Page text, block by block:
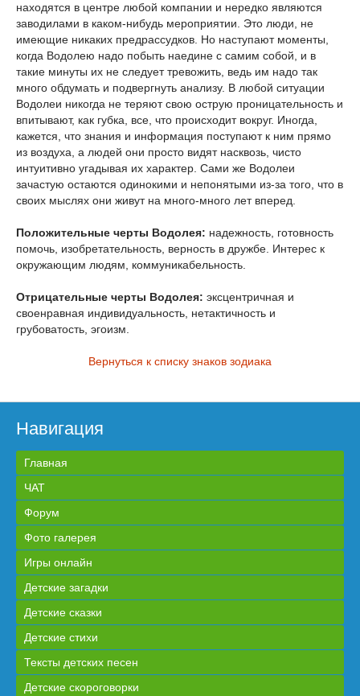
находятся в центре любой компании и нередко являются
заводилами в каком-нибудь мероприятии. Это люди, не
имеющие никаких предрассудков. Но наступают моменты,
когда Водолею надо побыть наедине с самим собой, и в
такие минуты их не следует тревожить, ведь им надо так
много обдумать и подвергнуть анализу. В любой ситуации
Водолеи никогда не теряют свою острую проницательность и
впитывают, как губка, все, что происходит вокруг. Иногда,
кажется, что знания и информация поступают к ним прямо
из воздуха, а людей они просто видят насквозь, чисто
интуитивно угадывая их характер. Сами же Водолеи
зачастую остаются одинокими и непонятыми из-за того, что в
своих мыслях они живут на много-много лет вперед.
Положительные черты Водолея: надежность, готовность
помочь, изобретательность, верность в дружбе. Интерес к
окружающим людям, коммуникабельность.
Отрицательные черты Водолея: эксцентричная и
своенравная индивидуальность, нетактичность и
грубоватость, эгоизм.
Вернуться к списку знаков зодиака
Навигация
Главная
ЧАТ
Форум
Фото галерея
Игры онлайн
Детские загадки
Детские сказки
Детские стихи
Тексты детских песен
Детские скороговорки